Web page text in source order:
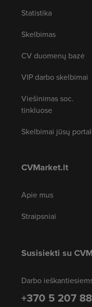
Statistika
Skelbimas
CV duomenų bazė
VIP darbo skelbimai
Viešinimas soc.
tinkluose
Skelbimai jūsų
CVMarket.lt
Apie mus
Straipsniai
Susisiekti su
Darbo
+370 5 207